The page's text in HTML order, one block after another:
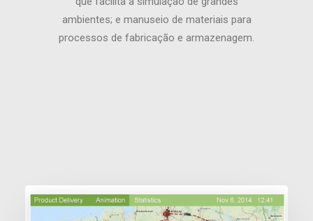
ambientes; e manuseio de materiais para
processos de fabricação e armazenagem.